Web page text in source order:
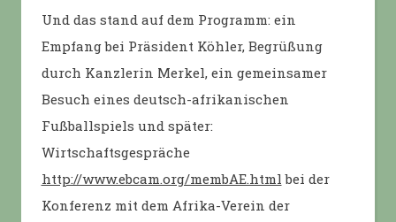
Und das stand auf dem Programm: ein
Empfang bei Präsident Köhler, Begrüßung
durch Kanzlerin Merkel, ein gemeinsamer
Besuch eines deutsch-afrikanischen
Fußballspiels und später:
Wirtschaftsgespräche
http://www.ebcam.org/membAE.html bei der
Konferenz mit dem Afrika-Verein der